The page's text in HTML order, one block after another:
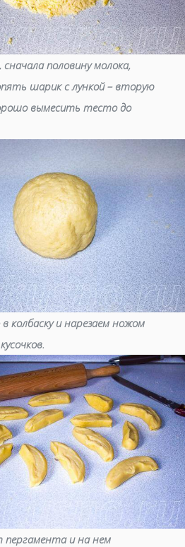
половину молока,
шарик с лункой – вторую
вымесить тесто до
колбаску и нарезаем ножом
пергамента и на нем